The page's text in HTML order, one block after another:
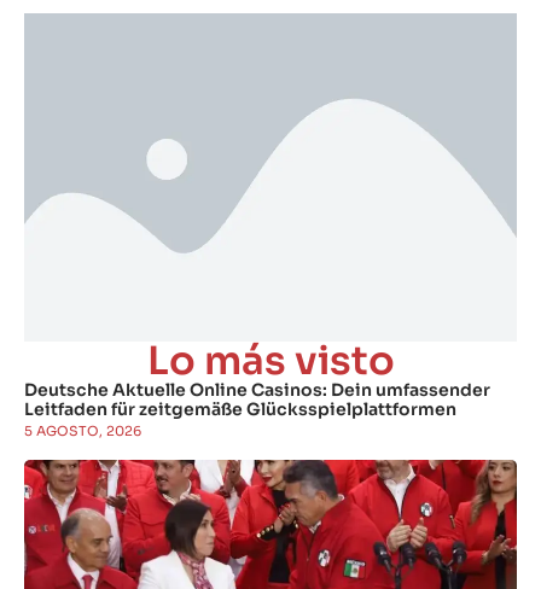
Lo más visto
Deutsche Aktuelle Online Casinos: Dein umfassender
Leitfaden für zeitgemäße Glücksspielplattformen
5 AGOSTO, 2026